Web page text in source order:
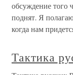
обсуждение того
поднят. Я
когда нам
Тактика